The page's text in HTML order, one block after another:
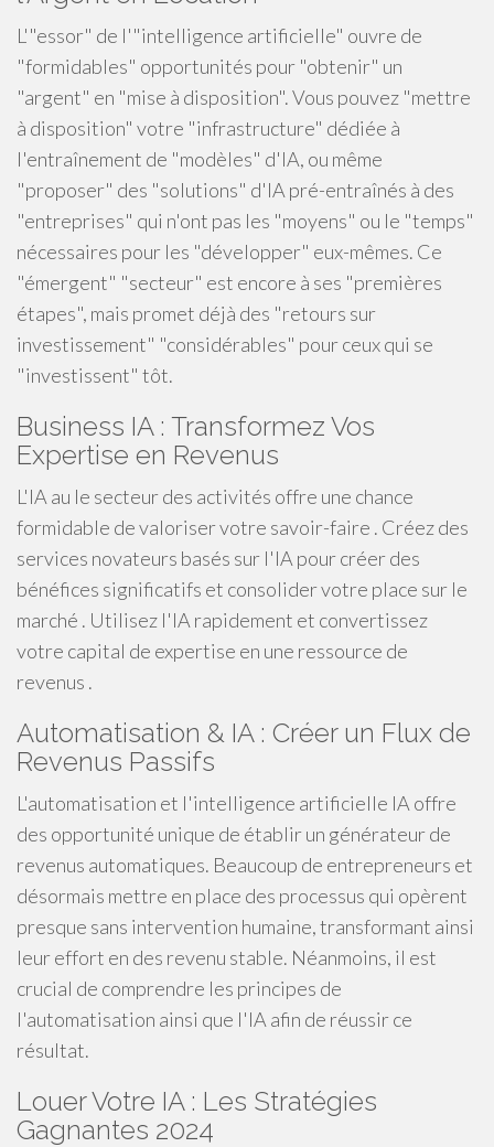
L'"essor" de l'"intelligence artificielle" ouvre de
"formidables" opportunités pour "obtenir" un
"argent" en "mise à disposition". Vous pouvez "mettre
à disposition" votre "infrastructure" dédiée à
l'entraînement de "modèles" d'IA, ou même
"proposer" des "solutions" d'IA pré-entraînés à des
"entreprises" qui n'ont pas les "moyens" ou le "temps"
nécessaires pour les "développer" eux-mêmes. Ce
"émergent" "secteur" est encore à ses "premières
étapes", mais promet déjà des "retours sur
investissement" "considérables" pour ceux qui se
"investissent" tôt.
Business IA : Transformez Vos
Expertise en Revenus
L'IA au le secteur des activités offre une chance
formidable de valoriser votre savoir-faire . Créez des
services novateurs basés sur l'IA pour créer des
bénéfices significatifs et consolider votre place sur le
marché . Utilisez l'IA rapidement et convertissez
votre capital de expertise en une ressource de
revenus .
Automatisation & IA : Créer un Flux de
Revenus Passifs
L'automatisation et l'intelligence artificielle IA offre
des opportunité unique de établir un générateur de
revenus automatiques. Beaucoup de entrepreneurs et
désormais mettre en place des processus qui opèrent
presque sans intervention humaine, transformant ainsi
leur effort en des revenu stable. Néanmoins, il est
crucial de comprendre les principes de
l'automatisation ainsi que l'IA afin de réussir ce
résultat.
Louer Votre IA : Les Stratégies
Gagnantes 2024